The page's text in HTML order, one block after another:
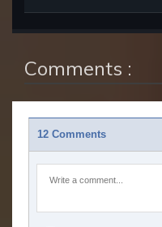
Comments :
12 Comments